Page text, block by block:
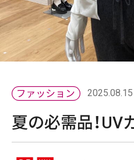
2025.08.15
夏の必需品！UV